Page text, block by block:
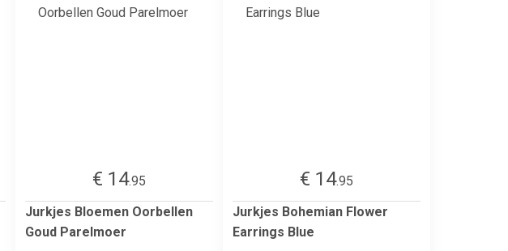
€ 14.95
Jurkjes Bloemen Oorbellen
Goud Parelmoer
€ 14.95
Jurkjes Bohemian Flower
Earrings Blue